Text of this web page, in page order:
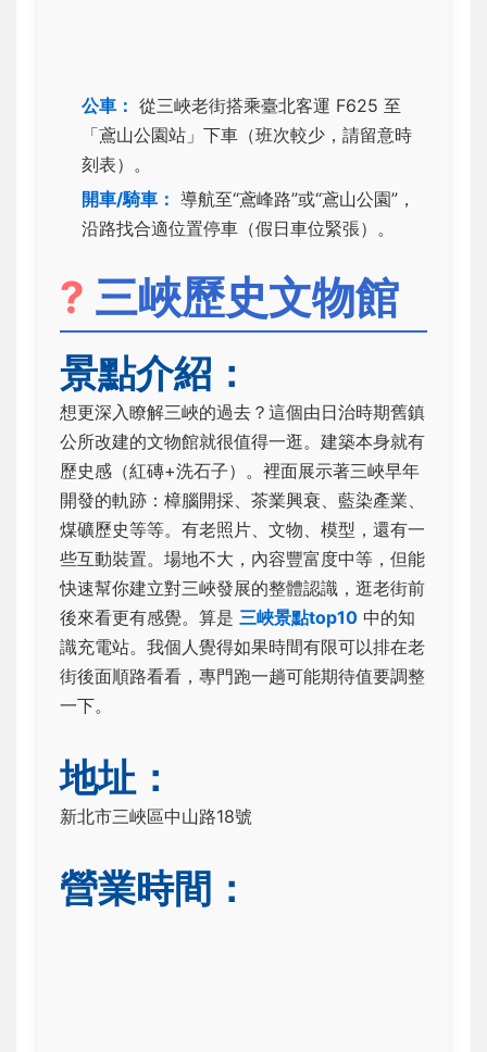
公車： 從三峽老街搭乘臺北客運 F625 至
「鳶山公園站」下車（班次較少，請留意時
刻表）。
開車/騎車： 導航至“鳶峰路”或“鳶山公園”，
沿路找合適位置停車（假日車位緊張）。
? 三峽歷史文物館
景點介紹：
想更深入瞭解三峽的過去？這個由日治時期舊鎮
公所改建的文物館就很值得一逛。建築本身就有
歷史感（紅磚+洗石子）。裡面展示著三峽早年
開發的軌跡：樟腦開採、茶業興衰、藍染產業、
煤礦歷史等等。有老照片、文物、模型，還有一
些互動裝置。場地不大，內容豐富度中等，但能
快速幫你建立對三峽發展的整體認識，逛老街前
後來看更有感覺。算是 三峽景點top10 中的知
識充電站。我個人覺得如果時間有限可以排在老
街後面順路看看，專門跑一趟可能期待值要調整
一下。
地址：
新北市三峽區中山路18號
營業時間：